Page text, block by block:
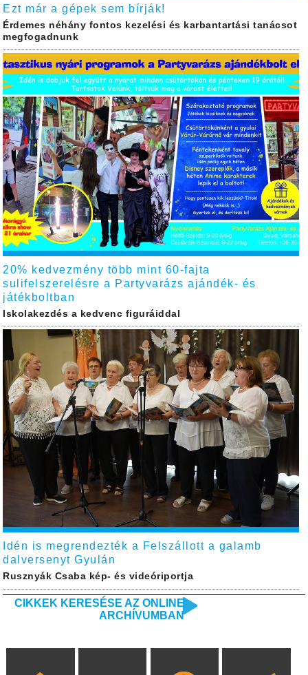
Ezt már a gépek sem bírják!
Érdemes néhány fontos kezelési és karbantartási tanácsot
megfogadnunk
20% kedvezmény több mint 60-fajta
sulifelszerelésre a Partyvarázs ajándék- és
játékboltban
Iskolakezdés a kedvenc figuráiddal
Idén is megrendezték a Felszállott a galamb
dalversenyt Gyulán
Rusznyák Csaba kép- és videóriportja
CIKKEK KERESÉSE AZ ONLINE
ARCHÍVUMBAN